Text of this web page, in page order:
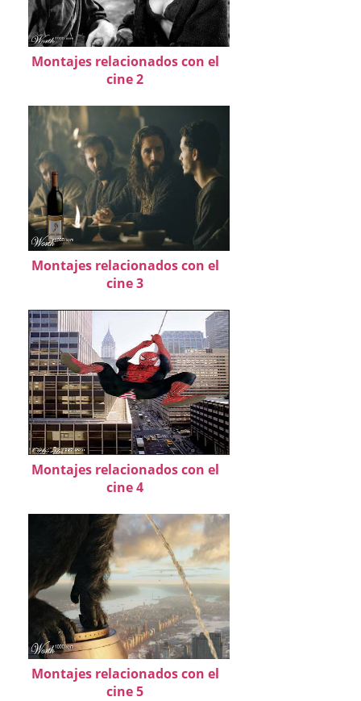
Montajes relacionados con el
cine 2
Montajes relacionados con el
cine 3
Montajes relacionados con el
cine 4
Montajes relacionados con el
cine 5